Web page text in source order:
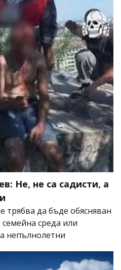
Не, не са садисти, а
трябва да бъде обясняван
среда или
непълнолетни